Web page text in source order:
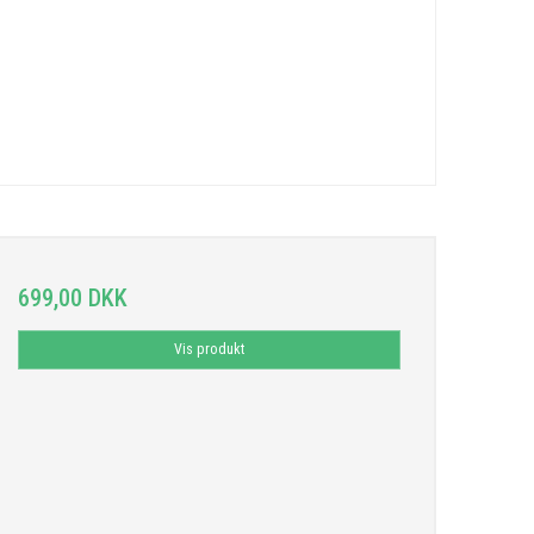
699,00 DKK
Vis produkt